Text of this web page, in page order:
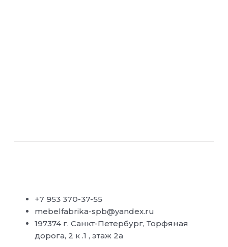
+7 953 370-37-55
mebelfabrika-spb@yandex.ru
197374 г. Санкт-Петербург, Торфяная
дорога, 2 к .1 , этаж 2а